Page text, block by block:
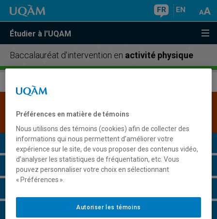
FR EN
Étudier à l'UQAM
Baccalauréat d'intervention en activité physique
disponible.Cliquez ici pour la consulter
Présentation du programme
Conditions d'admission
Grille de cheminement
Préférences en matière de témoins
Nous utilisons des témoins (cookies) afin de collecter des
informations qui nous permettent d’améliorer votre
expérience sur le site, de vous proposer des contenus vidéo,
d’analyser les statistiques de fréquentation, etc. Vous
pouvez personnaliser votre choix en sélectionnant
« Préférences ».
Autoriser les témoins